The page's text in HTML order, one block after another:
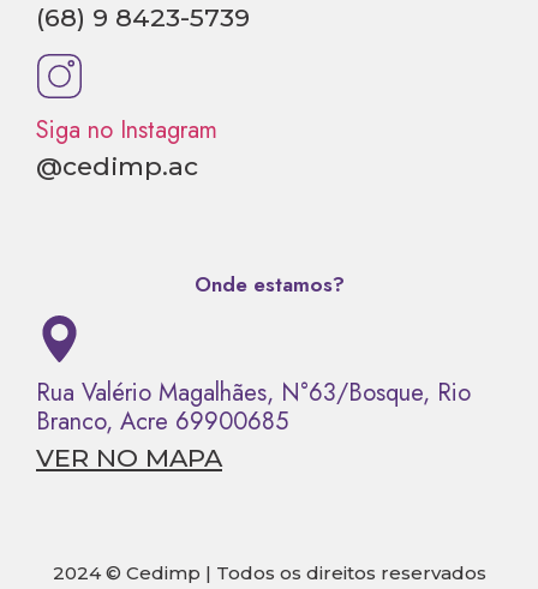
(68) 9 8423-5739
Siga no Instagram
@cedimp.ac
Onde estamos?
Rua Valério Magalhães, N°63/Bosque, Rio
Branco, Acre 69900685
VER NO MAPA
2024 © Cedimp | Todos os direitos reservados